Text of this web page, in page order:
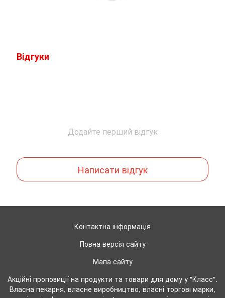
Відгуки
Додайте перший відгук
Написати відгук
Контактна інформація
Повна версія сайту
Мапа сайту
Акційні пропозиції на продукти та товари для дому у "Класс".
Власна пекарня, власне виробництво, власні торгові марки,